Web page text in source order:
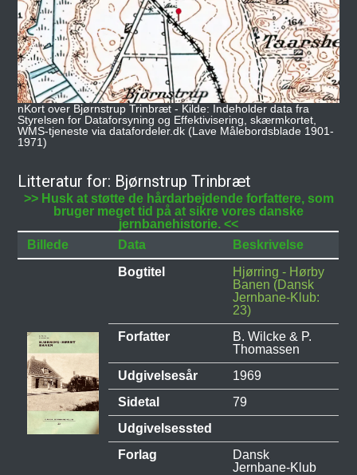
nKort over Bjørnstrup Trinbræt - Kilde: Indeholder data fra
Styrelsen for Dataforsyning og Effektivisering, skærmkortet,
WMS-tjeneste via datafordeler.dk (Lave Målebordsblade 1901-
1971)
Litteratur for: Bjørnstrup Trinbræt
>> Husk at støtte de hårdarbejdende forfattere, som
bruger meget tid på at sikre vores danske
jernbanehistorie. <<
Billede
Data
Beskrivelse
Bogtitel
Hjørring - Hørby
Banen (Dansk
Jernbane-Klub:
23)
Forfatter
B. Wilcke & P.
Thomassen
Udgivelsesår
1969
Sidetal
79
Udgivelsessted
Forlag
Dansk
Jernbane-Klub